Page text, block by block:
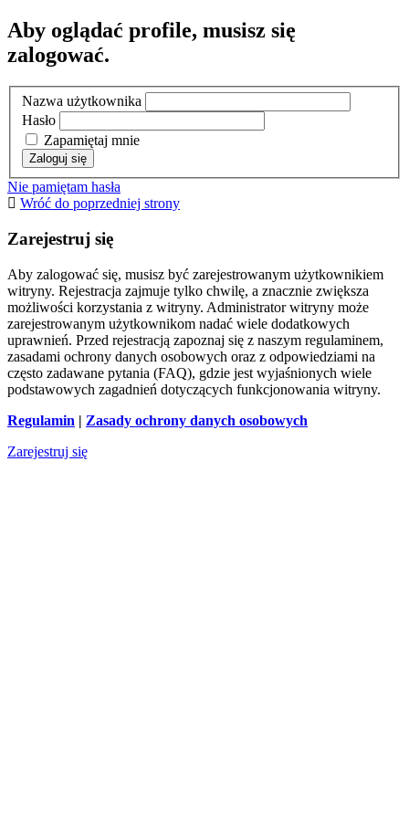
Aby oglądać profile, musisz się
zalogować.
Nazwa użytkownika
Hasło
Zapamiętaj mnie
Nie pamiętam hasła
Wróć do poprzedniej strony
Zarejestruj się
Aby zalogować się, musisz być zarejestrowanym użytkownikiem
witryny. Rejestracja zajmuje tylko chwilę, a znacznie zwiększa
możliwości korzystania z witryny. Administrator witryny może
zarejestrowanym użytkownikom nadać wiele dodatkowych
uprawnień. Przed rejestracją zapoznaj się z naszym regulaminem,
zasadami ochrony danych osobowych oraz z odpowiedziami na
często zadawane pytania (FAQ), gdzie jest wyjaśnionych wiele
podstawowych zagadnień dotyczących funkcjonowania witryny.
Regulamin | Zasady ochrony danych osobowych
Zarejestruj się